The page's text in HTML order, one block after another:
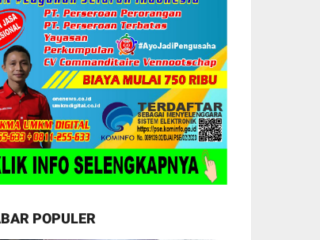
POPULER